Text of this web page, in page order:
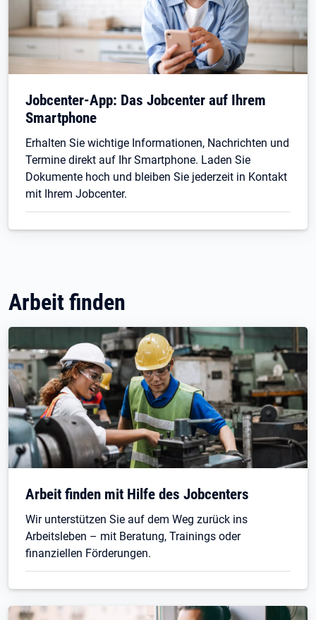
Jobcenter-App: Das Jobcenter auf Ihrem
Smartphone
Erhalten Sie wichtige Informationen, Nachrichten und
Termine direkt auf Ihr Smartphone. Laden Sie
Dokumente hoch und bleiben Sie jederzeit in Kontakt
mit Ihrem Jobcenter.
Arbeit finden
Arbeit finden mit Hilfe des Jobcenters
Wir unterstützen Sie auf dem Weg zurück ins
Arbeitsleben – mit Beratung, Trainings oder
finanziellen Förderungen.